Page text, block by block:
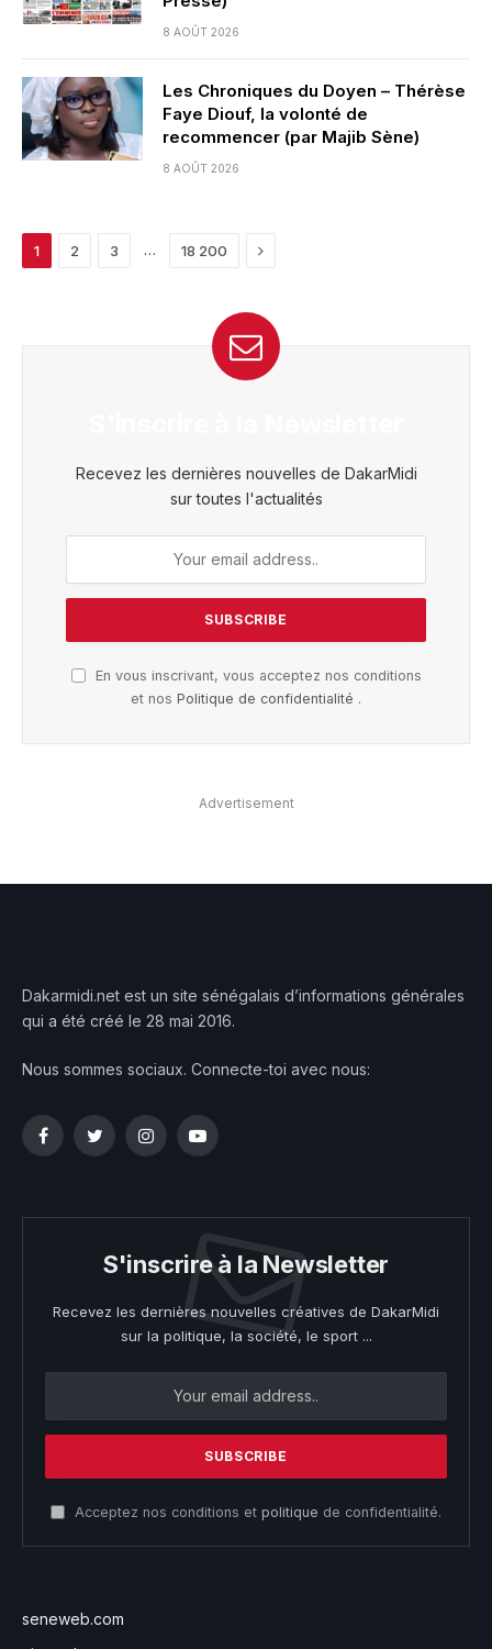
8 AOÛT 2026
Les Chroniques du Doyen – Thérèse
Faye Diouf, la volonté de
recommencer (par Majib Sène)
8 AOÛT 2026
1 2 3 … 18 200 Next
Recevez les dernières nouvelles de DakarMidi
sur toutes l'actualités
En vous inscrivant, vous acceptez nos conditions
et nos Politique de confidentialité .
Advertisement
Dakarmidi.net est un site sénégalais d’informations générales
qui a été créé le 28 mai 2016.
Nous sommes sociaux. Connecte-toi avec nous:
FacebookTwitterInstagramYouTube
S'inscrire à la Newsletter
Recevez les dernières nouvelles créatives de DakarMidi
sur la politique, la société, le sport ...
Acceptez nos conditions et politique de confidentialité.
seneweb.com